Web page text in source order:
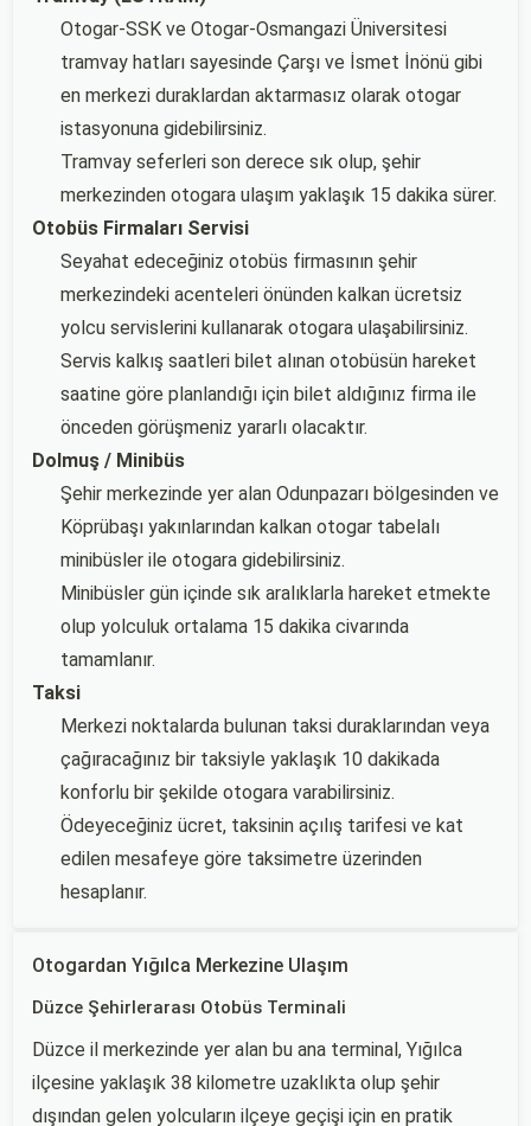
Otogar-SSK ve Otogar-Osmangazi Üniversitesi
tramvay hatları sayesinde Çarşı ve İsmet İnönü gibi
en merkezi duraklardan aktarmasız olarak otogar
istasyonuna gidebilirsiniz.
Tramvay seferleri son derece sık olup, şehir
merkezinden otogara ulaşım yaklaşık 15 dakika sürer.
Otobüs Firmaları Servisi
Seyahat edeceğiniz otobüs firmasının şehir
merkezindeki acenteleri önünden kalkan ücretsiz
yolcu servislerini kullanarak otogara ulaşabilirsiniz.
Servis kalkış saatleri bilet alınan otobüsün hareket
saatine göre planlandığı için bilet aldığınız firma ile
önceden görüşmeniz yararlı olacaktır.
Dolmuş / Minibüs
Şehir merkezinde yer alan Odunpazarı bölgesinden ve
Köprübaşı yakınlarından kalkan otogar tabelalı
minibüsler ile otogara gidebilirsiniz.
Minibüsler gün içinde sık aralıklarla hareket etmekte
olup yolculuk ortalama 15 dakika civarında
tamamlanır.
Taksi
Merkezi noktalarda bulunan taksi duraklarından veya
çağıracağınız bir taksiyle yaklaşık 10 dakikada
konforlu bir şekilde otogara varabilirsiniz.
Ödeyeceğiniz ücret, taksinin açılış tarifesi ve kat
edilen mesafeye göre taksimetre üzerinden
hesaplanır.
Otogardan Yığılca Merkezine Ulaşım
Düzce Şehirlerarası Otobüs Terminali
Düzce il merkezinde yer alan bu ana terminal, Yığılca
ilçesine yaklaşık 38 kilometre uzaklıkta olup şehir
dışından gelen yolcuların ilçeye geçişi için en pratik